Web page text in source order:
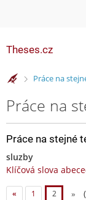
Theses.cz
>Práce na
Práce na
Práce na stejné
sluzby
Klíčová slova
« 1 2 »